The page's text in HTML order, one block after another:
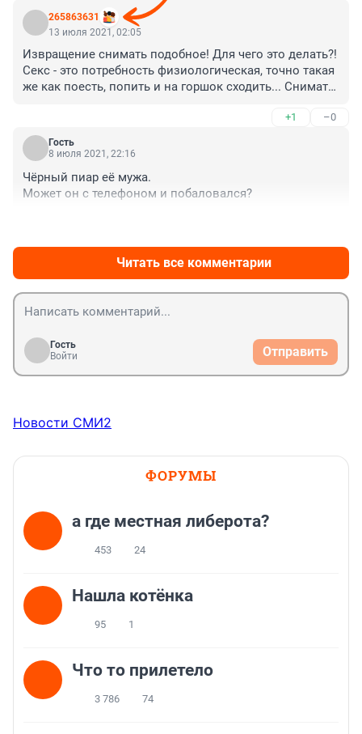
Женщина любимому мужчине отправляет свои
фотографии. У ребят все хорошо. Радоваться за них
надо.
265863631
13 июля 2021, 02:05
Извращение снимать подобное! Для чего это делать?!
Секс - это потребность физиологическая, точно такая
же как поесть, попить и на горшок сходить... Снимать,
+1 –0
Гость
8 июля 2021, 22:16
Чёрный пиар её мужа.
Может он с телефоном и побаловался?
Читать все комментарии
Гость
Войти
Отправить
Новости СМИ2
ФОРУМЫ
а где местная либерота?
453 24
Нашла котёнка
95 1
Что то прилетело
3 786 74